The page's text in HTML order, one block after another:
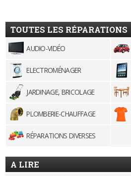
TOUTES LES RÉPARATIONS
AUDIO-VIDÉO
ELECTROMÉNAGER
JARDINAGE, BRICOLAGE
PLOMBERIE-CHAUFFAGE
RÉPARATIONS DIVERSES
A LIRE